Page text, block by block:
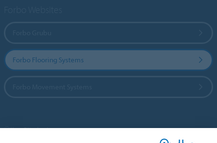
Forbo Flooring Systems
Ülke Siteleri